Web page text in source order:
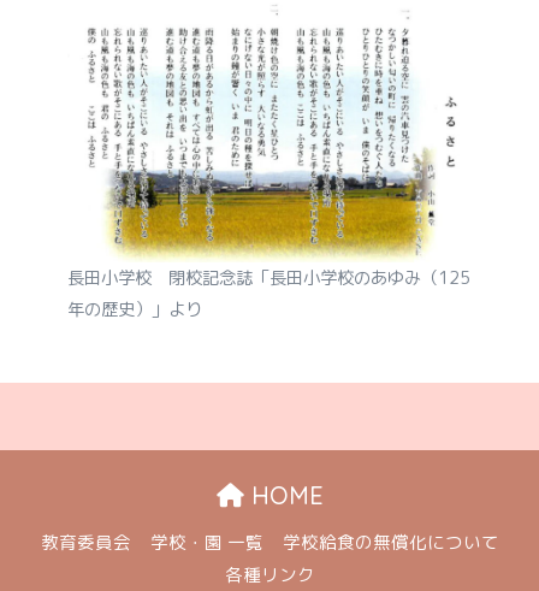
長田小学校 閉校記念誌「長田小学校のあゆみ（125
年の歴史）」より
HOME
教育委員会 学校・園 一覧
学校給食の無償化について
各種リンク